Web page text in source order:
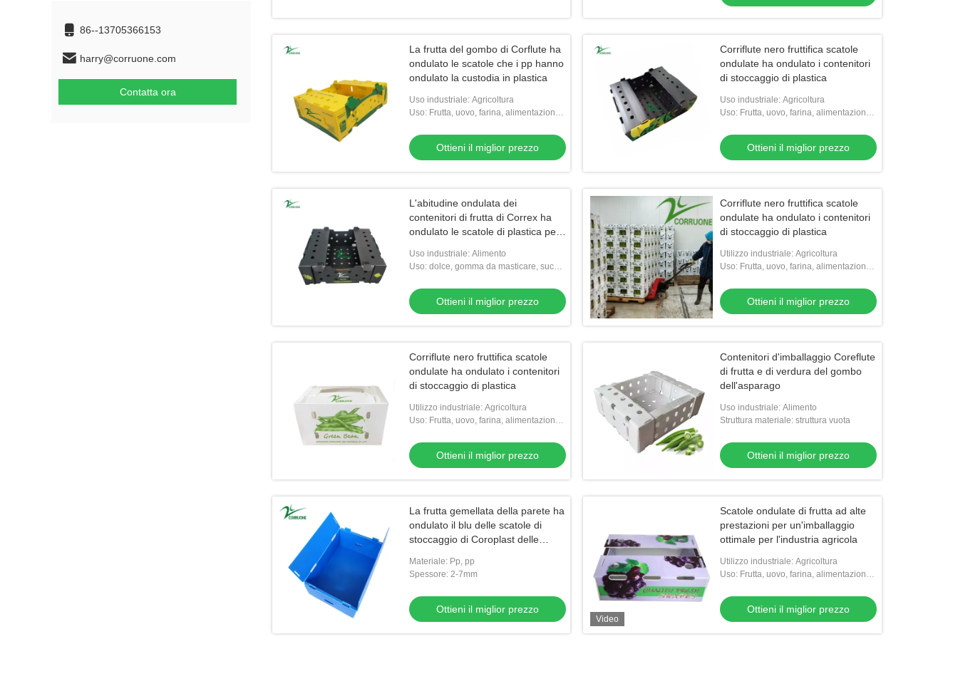
86--13705366153
harry@corruone.com
Contatta ora
La frutta del gombo di Corflute ha
ondulato le scatole che i pp hanno
ondulato la custodia in plastica
Uso industriale: Agricoltura
Uso: Frutta, uovo, farina, alimentazione,
MARE, l'altra agricoltura
Ottieni il miglior prezzo
Corriflute nero fruttifica scatole
ondulate ha ondulato i contenitori
di stoccaggio di plastica
Uso industriale: Agricoltura
Uso: Frutta, uovo, farina, alimentazione,
MARE, l'altra agricoltura
Ottieni il miglior prezzo
L'abitudine ondulata dei
contenitori di frutta di Correx ha
ondulato le scatole di plastica per
Uso industriale: Alimento
Uso: dolce, gomma da masticare, succo,
Ottieni il miglior prezzo
Corriflute nero fruttifica scatole
ondulate ha ondulato i contenitori
di stoccaggio di plastica
Utilizzo industriale: Agricoltura
Uso: Frutta, uovo, farina, alimentazione,
MARE, l'altra agricoltura
Ottieni il miglior prezzo
Corriflute nero fruttifica scatole
ondulate ha ondulato i contenitori
di stoccaggio di plastica
Utilizzo industriale: Agricoltura
Uso: Frutta, uovo, farina, alimentazione,
MARE, l'altra agricoltura
Ottieni il miglior prezzo
Contenitori d'imballaggio Coreflute
di frutta e di verdura del gombo
dell'asparago
Uso industriale: Alimento
Struttura materiale: struttura vuota
Ottieni il miglior prezzo
La frutta gemellata della parete ha
ondulato il blu delle scatole di
stoccaggio di Coroplast delle
Materiale: Pp, pp
Spessore: 2-7mm
Ottieni il miglior prezzo
Video
Scatole ondulate di frutta ad alte
prestazioni per un'imballaggio
ottimale per l'industria agricola
Utilizzo industriale: Agricoltura
Uso: Frutta, uovo, farina, alimentazione,
MARE, l'altra agricoltura
Ottieni il miglior prezzo